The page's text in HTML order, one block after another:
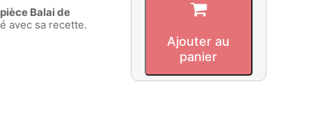
Balai de
avec sa recette.
Ajouter au
panier